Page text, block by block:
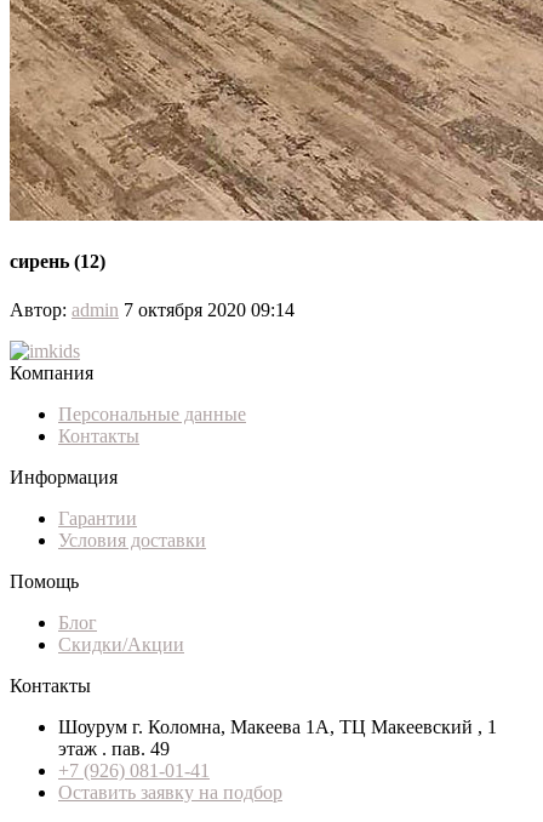
сирень (12)
Автор: admin 7 октября 2020 09:14
Компания
Персональные данные
Контакты
Информация
Гарантии
Условия доставки
Помощь
Блог
Скидки/Акции
Контакты
Шоурум г. Коломна, Макеева 1А, ТЦ Макеевский , 1
этаж . пав. 49
+7 (926) 081-01-41
Оставить заявку на подбор